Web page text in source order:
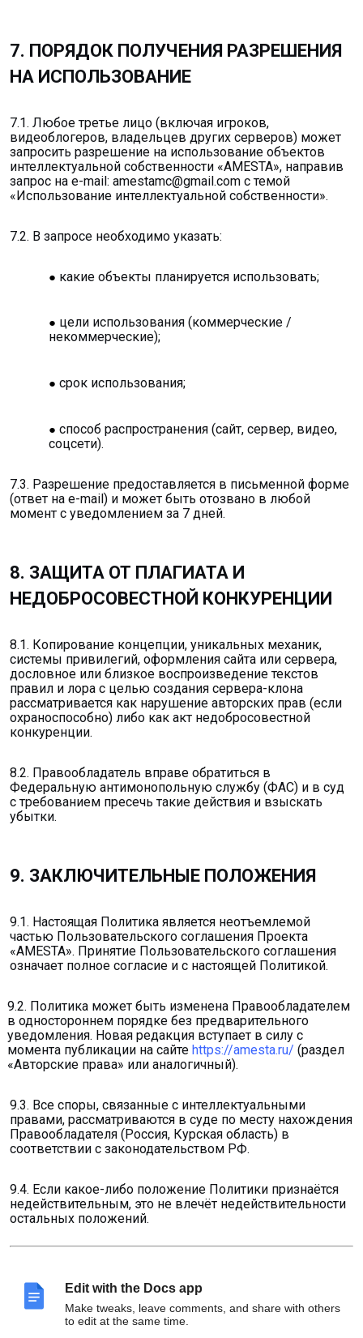
Edit with the Docs app
Make tweaks, leave comments, and share with others
to edit at the same time.
7. ПОРЯДОК ПОЛУЧЕНИЯ РАЗРЕШЕНИЯ
НА ИСПОЛЬЗОВАНИЕ
7.1. Любое третье лицо (включая игроков,
видеоблогеров, владельцев других серверов) может
запросить разрешение на использование объектов
интеллектуальной собственности «AMESTA», направив
запрос на e-mail: amestamc@gmail.com с темой
«Использование интеллектуальной собственности».
7.2. В запросе необходимо указать:
какие объекты планируется использовать;
цели использования (коммерческие /
некоммерческие);
срок использования;
способ распространения (сайт, сервер, видео,
соцсети).
7.3. Разрешение предоставляется в письменной форме
(ответ на e-mail) и может быть отозвано в любой
момент с уведомлением за 7 дней.
8. ЗАЩИТА ОТ ПЛАГИАТА И
НЕДОБРОСОВЕСТНОЙ КОНКУРЕНЦИИ
8.1. Копирование концепции, уникальных механик,
системы привилегий, оформления сайта или сервера,
дословное или близкое воспроизведение текстов
правил и лора с целью создания сервера-клона
рассматривается как нарушение авторских прав (если
охраноспособно) либо как акт недобросовестной
конкуренции.
8.2. Правообладатель вправе обратиться в
Федеральную антимонопольную службу (ФАС) и в суд
с требованием пресечь такие действия и взыскать
убытки.
9. ЗАКЛЮЧИТЕЛЬНЫЕ ПОЛОЖЕНИЯ
9.1. Настоящая Политика является неотъемлемой
частью Пользовательского соглашения Проекта
«AMESTA». Принятие Пользовательского соглашения
означает полное согласие и с настоящей Политикой.
9.2. Политика может быть изменена Правообладателем
в одностороннем порядке без предварительного
уведомления. Новая редакция вступает в силу с
момента публикации на сайтеhttps://amesta.ru/ (раздел
«Авторские права» или аналогичный).
9.3. Все споры, связанные с интеллектуальными
правами, рассматриваются в суде по месту нахождения
Правообладателя (Россия, Курская область) в
соответствии с законодательством РФ.
9.4. Если какое-либо положение Политики признаётся
недействительным, это не влечёт недействительности
остальных положений.
Принято и подтверждено:
Медведев Тимур Валерьевич